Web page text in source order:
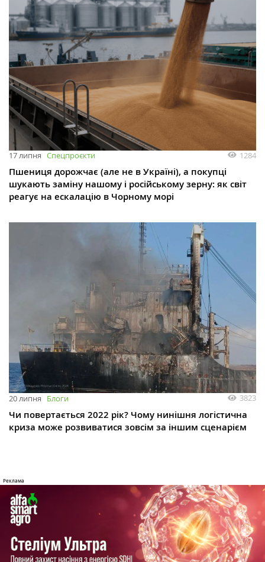
17 липня Спецпроєкти 1284
Пшениця дорожчає (але не в Україні), а покупці
шукають заміну нашому і російському зерну: як світ
реагує на ескалацію в Чорному морі
20 липня Блоги 3823
Чи повертається 2022 рік? Чому нинішня логістична
криза може розвиватися зовсім за іншим сценарієм